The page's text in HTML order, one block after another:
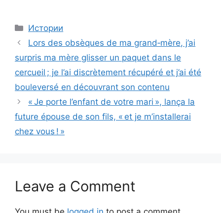
Categories
Истории
Lors des obsèques de ma grand‑mère, j’ai
surpris ma mère glisser un paquet dans le
cercueil ; je l’ai discrètement récupéré et j’ai été
bouleversé en découvrant son contenu
« Je porte l’enfant de votre mari », lança la
future épouse de son fils, « et je m’installerai
chez vous ! »
Leave a Comment